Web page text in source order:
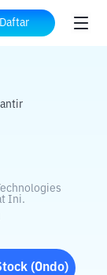
Daftar
Ini.
(Ondo)